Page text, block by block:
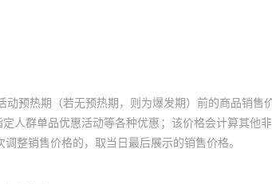
预热期（若无预热期，则为爆发期）前的商品销售
人群单品优惠活动等各种优惠；该价格会计算其他
整销售价格的，取当日最后展示的销售价格。